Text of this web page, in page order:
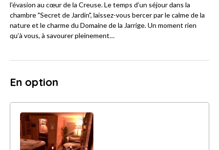
l’évasion au cœur de la Creuse. Le temps d’un séjour dans la
chambre "Secret de Jardin", laissez-vous bercer par le calme de la
nature et le charme du Domaine de la Jarrige. Un moment rien
qu’à vous, à savourer pleinement…
En option